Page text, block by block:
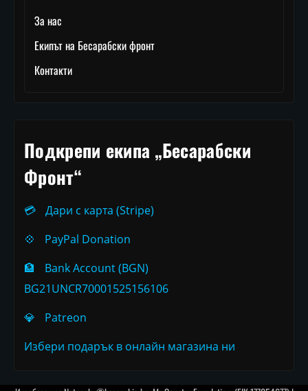
За нас
Екипът на Бесарабски фронт
Контакти
Подкрепи екипа „Бесарабски
Фронт“
💳
Дари с карта (Stripe)
💠
PayPal Donation
🏦
Bank Account (BGN)
BG21UNCR70001525156106
💎
Patreon
Избери подарък в онлайн магазина ни